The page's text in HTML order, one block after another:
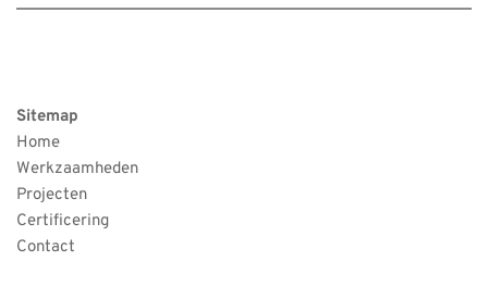
Sitemap
Home
Werkzaamheden
Projecten
Certificering
Contact